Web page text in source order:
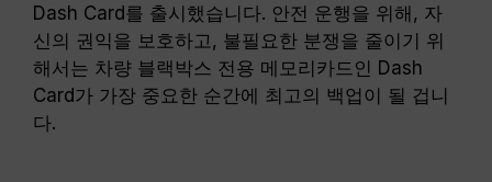
Dash Card를 출시했습니다. 안전 운행을 위해, 자
신의 권익을 보호하고, 불필요한 분쟁을 줄이기 위
해서는 차량 블랙박스 전용 메모리카드인 Dash
Card가 가장 중요한 순간에 최고의 백업이 될 겁니
다.